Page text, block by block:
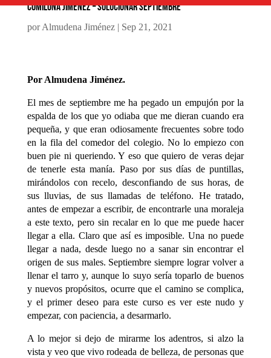
Comilona Jiménez – Solucionar septiembre
porAlmudena Jiménez| Sep 21, 2021
Por Almudena Jiménez.
El mes de septiembre me ha pegado un empujón por la
espalda de los que yo odiaba que me dieran cuando era
pequeña, y que eran odiosamente frecuentes sobre todo
en la fila del comedor del colegio. No lo empiezo con
buen pie ni queriendo. Y eso que quiero de veras dejar
de tenerle esta manía. Paso por sus días de puntillas,
mirándolos con recelo, desconfiando de sus horas, de
sus lluvias, de sus llamadas de teléfono. He tratado,
antes de empezar a escribir, de encontrarle una moraleja
a este texto, pero sin recalar en lo que me puede hacer
llegar a ella. Claro que así es imposible. Una no puede
llegar a nada, desde luego no a sanar sin encontrar el
origen de sus males. Septiembre siempre lograr volver a
llenar el tarro y, aunque lo suyo sería toparlo de buenos
y nuevos propósitos, ocurre que el camino se complica,
y el primer deseo para este curso es ver este nudo y
empezar, con paciencia, a desarmarlo.
A lo mejor si dejo de mirarme los adentros, si alzo la
vista y veo que vivo rodeada de belleza, de personas que